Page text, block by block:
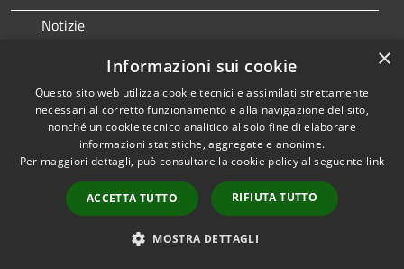
Notizie
VIVERE IL COMUNE
Luoghi
Eventi
×
Informazioni sui cookie
Questo sito web utilizza cookie tecnici e assimilati strettamente
necessari al corretto funzionamento e alla navigazione del sito,
nonché un cookie tecnico analitico al solo fine di elaborare
informazioni statistiche, aggregate e anonime.
Per maggiori dettagli, può consultare la cookie policy al seguente link
ACCETTA TUTTO RIFIUTA TUTTO
MOSTRA DETTAGLI